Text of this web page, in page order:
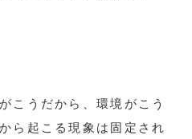
こうだから、環境がこう
ら起こる現象は固定され